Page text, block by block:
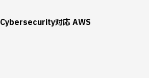
Cybersecurity対応 AWS